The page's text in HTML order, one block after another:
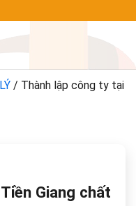
/ Thành lập công ty tại
Giang chất